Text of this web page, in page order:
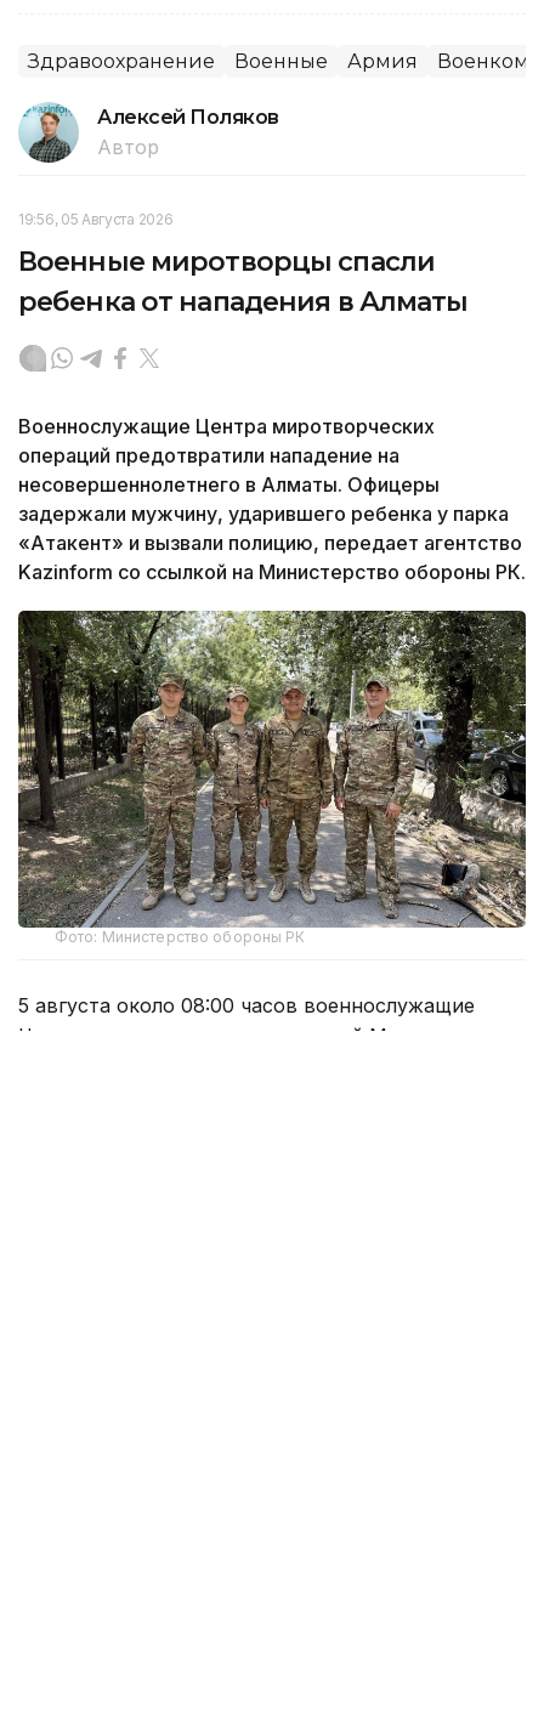
Здравоохранение Военные Армия
Алексей Поляков
Автор
19:56, 05 Августа 2026
Военные миротворцы спасли
ребенка от нападения в Алматы
Военнослужащие Центра миротворческих
операций предотвратили нападение на
несовершеннолетнего в Алматы. Офицеры
задержали мужчину, ударившего ребенка у парка
«Атакент» и вызвали полицию, передает агентство
Kazinform со ссылкой на Министерство обороны РК.
Фото: Министерство обороны РК
5 августа около 08:00 часов военнослужащие
Центра миротворческих операций Министерства